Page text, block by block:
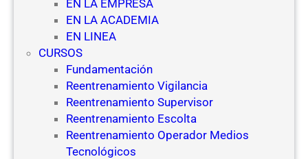
EN LA EMPRESA
EN LA ACADEMIA
EN LINEA
CURSOS
Fundamentación
Reentrenamiento Vigilancia
Reentrenamiento Supervisor
Reentrenamiento Escolta
Reentrenamiento Operador Medios
Tecnológicos